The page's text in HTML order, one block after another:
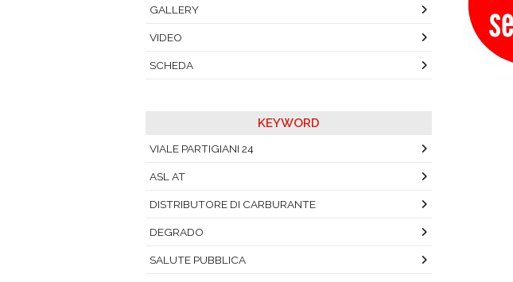
GALLERY
VIDEO
SCHEDA
KEYWORD
VIALE PARTIGIANI 24
ASL AT
DISTRIBUTORE DI CARBURANTE
DEGRADO
SALUTE PUBBLICA